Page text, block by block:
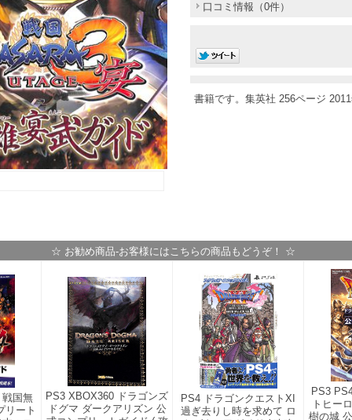
口コミ情報（0件）
書籍です。集英社 256ページ
☆ お勧め商品-お客様にはこちらの商品もどうぞ！ ☆
国無
リート
PS3 XBOX360 ドラゴンズ
ドグマ ダークアリズン 公
PS4 ドラゴンクエストXI
過ぎ去りし時を求めて ロ
PS3
トヒー
樹の城